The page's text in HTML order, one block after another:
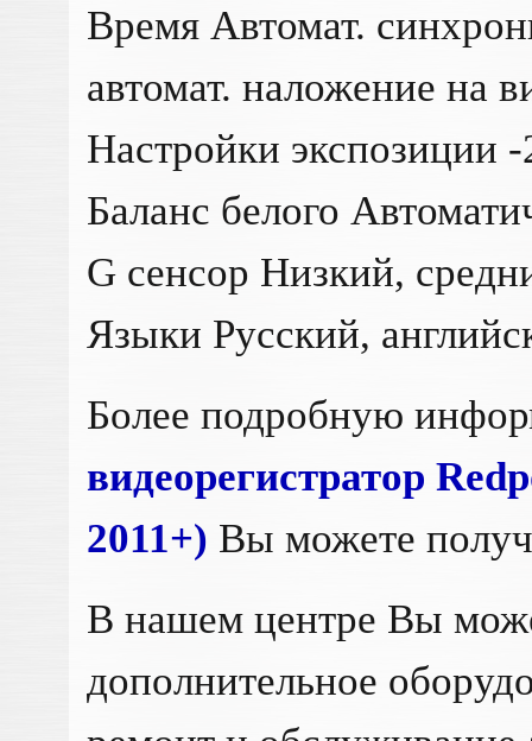
Время Автомат.
автомат. наложение на
Настройки экспозиции
Баланс белого
G сенсор Низкий,
Языки Русский,
Более подробную
видеорегистратор
2011+) Вы можете
В нашем центре Вы
дополнительное